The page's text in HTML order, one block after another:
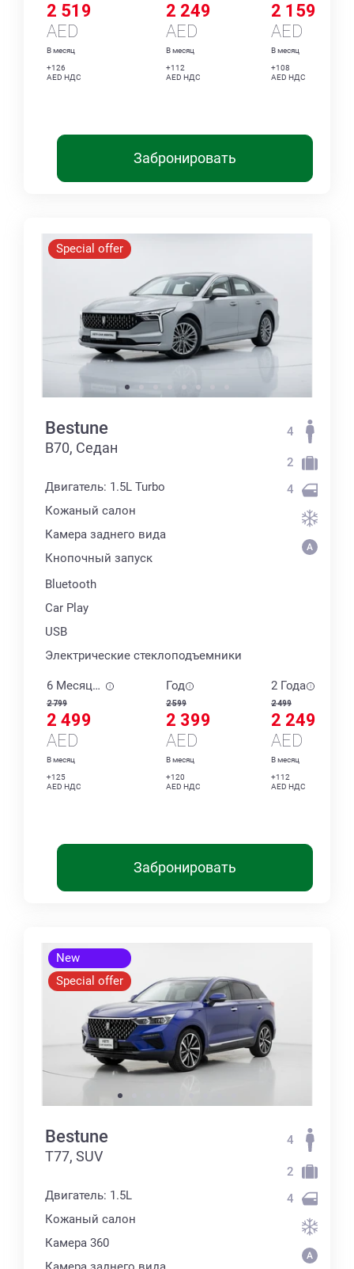
2 519
AED
В месяц
+126
AED НДС
2 249
AED
В месяц
+112
AED НДС
2 159
AED
В месяц
+108
AED НДС
Забронировать
Special offer
Bestune
B70, Седан
Двигатель: 1.5L Turbo
Кожаный салон
Камера заднего вида
Кнопочный запуск
Bluetooth
Car Play
USB
Электрические стеклоподъемники
4
2
4
6 Месяцев
2 799
2 499
AED
В месяц
+125
AED НДС
Год
2 599
2 399
AED
В месяц
+120
AED НДС
2 Года
2 499
2 249
AED
В месяц
+112
AED НДС
Забронировать
New
Special offer
Bestune
T77, SUV
Двигатель: 1.5L
Кожаный салон
Камера 360
4
2
4